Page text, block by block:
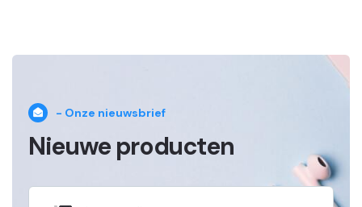
- Onze nieuwsbrief
Nieuwe producten